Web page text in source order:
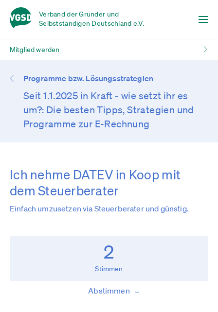
Verband der Gründer und
Selbstständigen Deutschland e.V.
Mitglied werden
Programme bzw. Lösungsstrategien
Seit 1.1.2025 in Kraft - wie setzt ihr es
um?: Die besten Tipps, Strategien und
Programme zur E-Rechnung
2
Stimmen
Abstimmen
Ich nehme DATEV in Koop mit
dem Steuerberater
Einfach umzusetzen via Steuerberater und günstig.